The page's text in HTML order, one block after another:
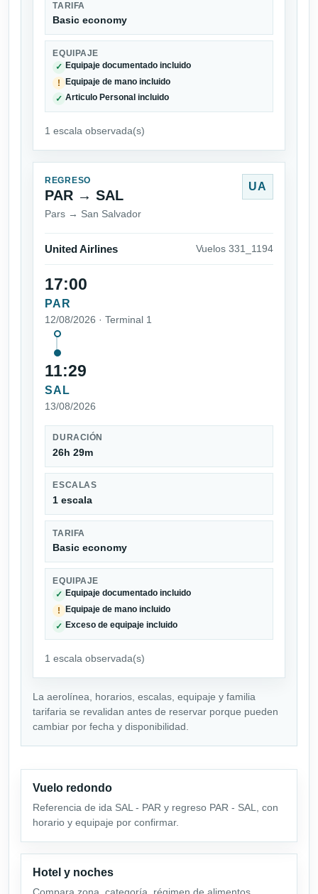
TARIFA
Basic economy
EQUIPAJE
✓ Equipaje documentado incluido
! Equipaje de mano incluido
✓ Articulo Personal incluido
1 escala observada(s)
REGRESO
PAR → SAL
Pars → San Salvador
UA
United Airlines Vuelos 331_1194
17:00
PAR
12/08/2026 · Terminal 1
11:29
SAL
13/08/2026
DURACIÓN
26h 29m
ESCALAS
1 escala
TARIFA
Basic economy
EQUIPAJE
✓ Equipaje documentado incluido
! Equipaje de mano incluido
✓ Exceso de equipaje incluido
1 escala observada(s)
La aerolínea, horarios, escalas, equipaje y familia
tarifaria se revalidan antes de reservar porque pueden
cambiar por fecha y disponibilidad.
Vuelo redondo
Referencia de ida SAL - PAR y regreso PAR - SAL, con
horario y equipaje por confirmar.
Hotel y noches